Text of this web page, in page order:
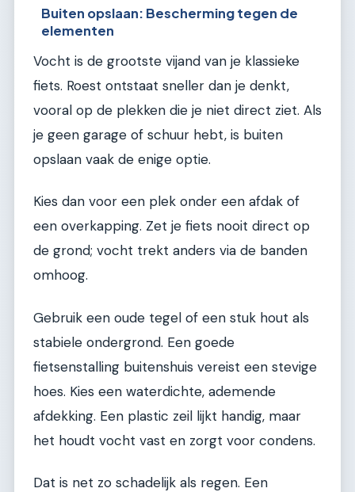
Buiten opslaan: Bescherming tegen de
elementen
Vocht is de grootste vijand van je klassieke
fiets. Roest ontstaat sneller dan je denkt,
vooral op de plekken die je niet direct ziet. Als
je geen garage of schuur hebt, is buiten
opslaan vaak de enige optie.
Kies dan voor een plek onder een afdak of
een overkapping. Zet je fiets nooit direct op
de grond; vocht trekt anders via de banden
omhoog.
Gebruik een oude tegel of een stuk hout als
stabiele ondergrond. Een goede
fietsenstalling buitenshuis vereist een stevige
hoes. Kies een waterdichte, ademende
afdekking. Een plastic zeil lijkt handig, maar
het houdt vocht vast en zorgt voor condens.
Dat is net zo schadelijk als regen. Een